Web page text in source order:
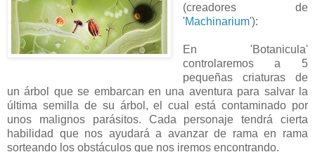
(creadores de
'Machinarium'):
En 'Botanicula'
controlaremos a 5
pequeñas criaturas de
un árbol que se embarcan en una aventura para salvar la
última semilla de su árbol, el cual está contaminado por
unos malignos parásitos. Cada personaje tendrá cierta
habilidad que nos ayudará a avanzar de rama en rama
sorteando los obstáculos que nos iremos encontrando.